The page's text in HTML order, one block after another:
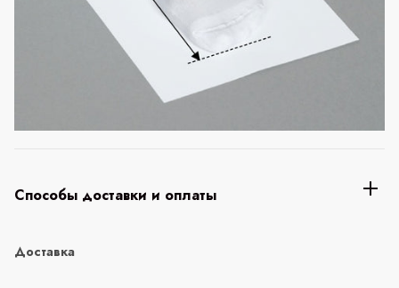
Способы доставки и оплаты
Доставка